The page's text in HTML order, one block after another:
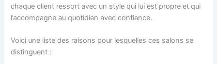
chaque client ressort avec un style qui lui est propre et qui
l’accompagne au quotidien avec confiance.
Voici une liste des raisons pour lesquelles ces salons se
distinguent :